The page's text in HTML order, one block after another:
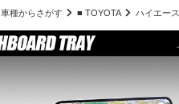
車種からさがす ■ TOYOTA ハイエース